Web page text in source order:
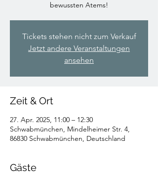
bewussten Atems!
Tickets stehen nicht zum Verkauf
Jetzt andere Veranstaltungen
ansehen
Zeit & Ort
27. Apr. 2025, 11:00 – 12:30
Schwabmünchen, Mindelheimer Str. 4,
86830 Schwabmünchen, Deutschland
Gäste